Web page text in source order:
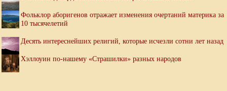
Фольклор аборигенов отражает изменения очертаний материка за
10 тысячелетий
Десять интереснейших религий, которые исчезли сотни лет назад
Хэллоуин по-нашему «Страшилки» разных народов